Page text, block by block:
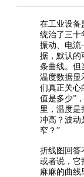
在工业设备
统治了三十
振动、电
据，默认的
条曲线。但
温度数据显
们真正关心
值是多少”
里，温度是
冲高？波动
窄？”
折线图回
或者说，它
麻麻的曲线